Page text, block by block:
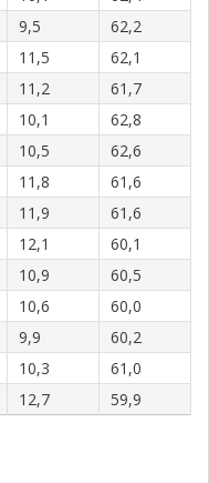
9,5
62,2
11,5
62,1
11,2
61,7
10,1
62,8
10,5
62,6
11,8
61,6
11,9
61,6
12,1
60,1
10,9
60,5
10,6
60,0
9,9
60,2
10,3
61,0
12,7 59,9